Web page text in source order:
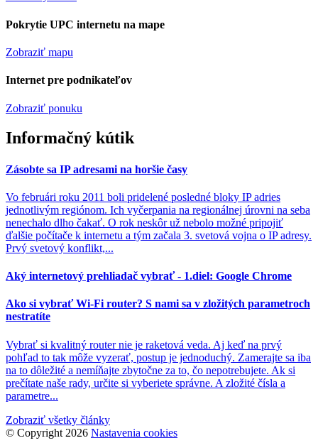
Pokrytie UPC internetu na mape
Zobraziť mapu
Internet pre podnikateľov
Zobraziť ponuku
Informačný kútik
Zásobte sa IP adresami na horšie časy
Vo februári roku 2011 boli pridelené posledné bloky IP adries
jednotlivým regiónom. Ich vyčerpania na regionálnej úrovni na seba
nenechalo dlho čakať. O rok neskôr už nebolo možné pripojiť
ďalšie počítače k internetu a tým začala 3. svetová vojna o IP adresy.
Prvý svetový konflikt,...
Aký internetový prehliadač vybrať - 1.diel: Google Chrome
Ako si vybrať Wi-Fi router? S nami sa v zložitých parametroch
nestratíte
Vybrať si kvalitný router nie je raketová veda. Aj keď na prvý
pohľad to tak môže vyzerať, postup je jednoduchý. Zamerajte sa iba
na to dôležité a nemíňajte zbytočne za to, čo nepotrebujete. Ak si
prečítate naše rady, určite si vyberiete správne. A zložité čísla a
parametre...
Zobraziť všetky články
© Copyright 2026 Nastavenia cookies